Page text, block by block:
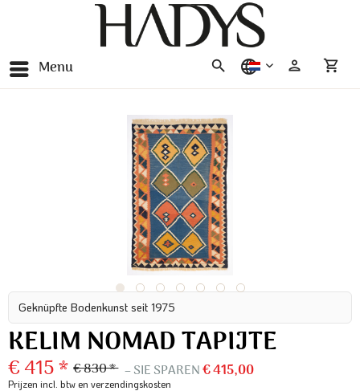
Menu nederlands
Geknüpfte Bodenkunst seit 1975
KELIM NOMAD TAPIJTE
€ 415 * € 830 * – SIE SPAREN€ 415,00
Prijzen incl. btwen verzendingskosten